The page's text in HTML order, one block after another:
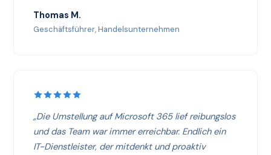
Thomas M.
Geschäftsführer, Handelsunternehmen
„Die Umstellung auf Microsoft 365 lief reibungslos
und das Team war immer erreichbar. Endlich ein
IT-Dienstleister, der mitdenkt und proaktiv